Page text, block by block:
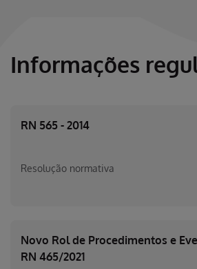
Informações
RN 565 - 2014
Resolução normativa
Novo Rol de Procedimentos e
RN 465/2021